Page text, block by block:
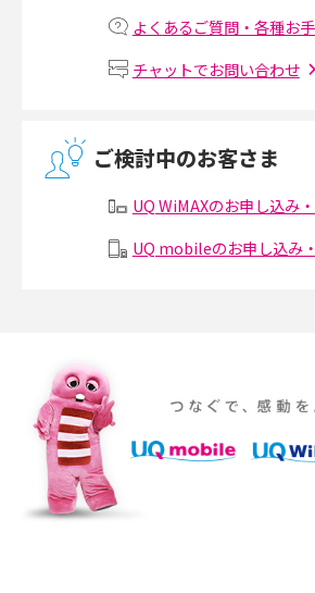
マンションで光回線の利用を始める手順は？設備
Wi-Fiルーターの設定方法をわかりやすく解説！事
無線LANとは？メリット・デメリットや接続方法を
メッシュWi-Fiとは？仕組みやメリット・デメリッ
ポケット型Wi-Fiをレンタルするメリットとは？選
徴も紹介
持ち運びできるポケット型Wi-Fiのおススメの選
ットも紹介
よくあるご質問・各種お
チャットでお問い合わせ
ご検討中のお客さま
UQ WiMAXのお申し込み
UQ mobileのお申し込み